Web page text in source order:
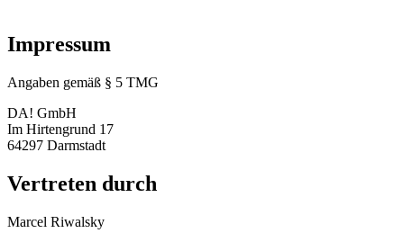
Impressum
Angaben gemäß § 5 TMG
DA! GmbH
Im Hirtengrund 17
64297 Darmstadt
Vertreten durch
Marcel Riwalsky